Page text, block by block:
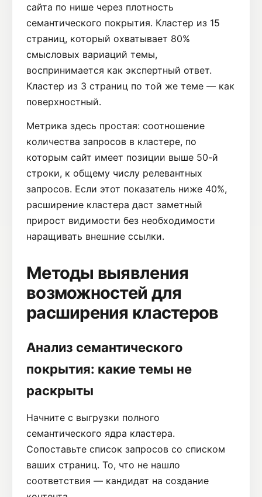
сайта по нише через плотность
семантического покрытия. Кластер из 15
страниц, который охватывает 80%
смысловых вариаций темы,
воспринимается как экспертный ответ.
Кластер из 3 страниц по той же теме — как
поверхностный.
Метрика здесь простая: соотношение
количества запросов в кластере, по
которым сайт имеет позиции выше 50-й
строки, к общему числу релевантных
запросов. Если этот показатель ниже 40%,
расширение кластера даст заметный
прирост видимости без необходимости
наращивать внешние ссылки.
Методы выявления
возможностей для
расширения кластеров
Анализ семантического
покрытия: какие темы не
раскрыты
Начните с выгрузки полного
семантического ядра кластера.
Сопоставьте список запросов со списком
ваших страниц. То, что не нашло
соответствия — кандидат на создание